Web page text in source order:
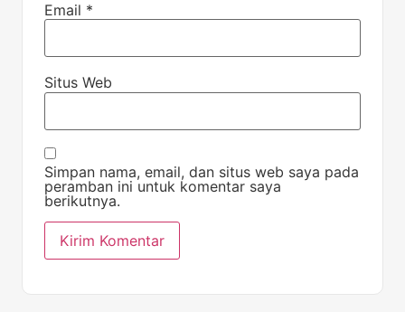
Email *
Situs Web
Simpan nama, email, dan situs web saya pada
peramban ini untuk komentar saya
berikutnya.